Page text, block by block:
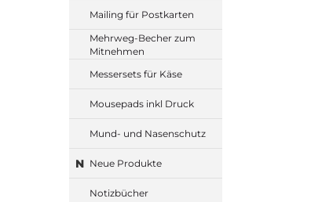
Mailing für Postkarten
Mehrweg-Becher zum
Mitnehmen
Messersets für Käse
Mousepads inkl Druck
Mund- und Nasenschutz
N Neue Produkte
Notizbücher